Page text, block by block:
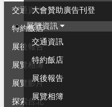
大會贊助廣告刊登
展覽資訊
交通資訊
特約飯店
展後報告
展覽相簿
交通資訊
特約飯店
展後報告
展覽相簿
展覽影片
探索台北